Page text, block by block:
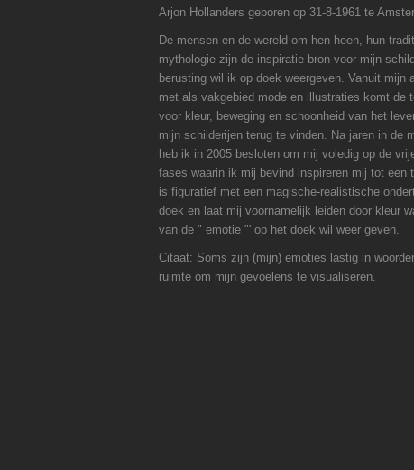
Arjon Hollanders geboren op 31-8-1961 te
De mensen en de wereld om hen heen, hun
mythologie zijn de inspiratie bron voor mijn
berusting wil ik op doek weergeven. Vanuit mijn
met als vakgebied mode en illustraties komt de
voor kleur, beweging en schoonheid van het
mijn schilderijen terug te vinden. Na jaren in de
heb ik in 2005 besloten om mij voledig op de
fases waarin ik mij bevind inspireren mij tot een
is figuratief met een magische-realistische
doek en laat mij voornamelijk leiden door kleur
van de " emotie "' op het doek wil weer geven.
Citaat: Soms zijn (mijn) emoties lastig in
ruimte om mijn gevoelens te visualiseren.